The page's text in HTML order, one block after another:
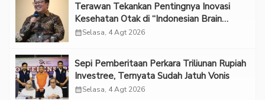
Terawan Tekankan Pentingnya Inovasi
Kesehatan Otak di “Indonesian Brain
Forum 2026 UPN Veteran Jakarta”
calendar_monthSelasa, 4 Agt 2026
Sepi Pemberitaan Perkara Triliunan Rupiah
Investree, Ternyata Sudah Jatuh Vonis
calendar_monthSelasa, 4 Agt 2026